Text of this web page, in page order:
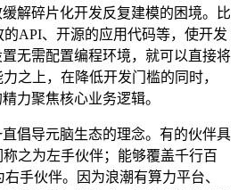
解碎片化开发反复建模的困境。比
的API、开源的应用代码等，使开发
无需配置编程环境，就可以直接将
之上，在降低开发门槛的同时，
力聚焦核心业务逻辑。
导元脑生态的理念。有的伙伴具
之为左手伙伴；能够覆盖千行百
手伙伴。因为浪潮有算力平台、